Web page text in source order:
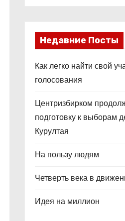
Недавние Посты
Как легко найти свой
голосования
Центризбирком
подготовку к выборам
Курултая
На пользу людям
Четверть века в
Идея на миллион